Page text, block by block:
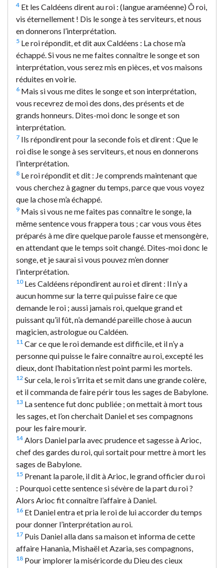
4 Et les Caldéens dirent au roi : (langue araméenne) Ô roi,
vis éternellement ! Dis le songe à tes serviteurs, et nous
en donnerons l’interprétation.
5 Le roi répondit, et dit aux Caldéens : La chose m’a
échappé. Si vous ne me faites connaître le songe et son
interprétation, vous serez mis en pièces, et vos maisons
réduites en voirie.
6 Mais si vous me dites le songe et son interprétation,
vous recevrez de moi des dons, des présents et de
grands honneurs. Dites-moi donc le songe et son
interprétation.
7 Ils répondirent pour la seconde fois et dirent : Que le
roi dise le songe à ses serviteurs, et nous en donnerons
l’interprétation.
8 Le roi répondit et dit : Je comprends maintenant que
vous cherchez à gagner du temps, parce que vous voyez
que la chose m’a échappé.
9 Mais si vous ne me faites pas connaître le songe, la
même sentence vous frappera tous ; car vous vous êtes
préparés à me dire quelque parole fausse et mensongère,
en attendant que le temps soit changé. Dites-moi donc le
songe, et je saurai si vous pouvez m’en donner
l’interprétation.
10Les Caldéens répondirent au roi et dirent : Il n’y a
aucun homme sur la terre qui puisse faire ce que
demande le roi ; aussi jamais roi, quelque grand et
puissant qu’il fût, n’a demandé pareille chose à aucun
magicien, astrologue ou Caldéen.
11 Car ce que le roi demande est difficile, et il n’y a
personne qui puisse le faire connaître au roi, excepté les
dieux, dont l’habitation n’est point parmi les mortels.
12 Sur cela, le roi s’irrita et se mit dans une grande colère,
et il commanda de faire périr tous les sages de Babylone.
13 La sentence fut donc publiée ; on mettait à mort tous
les sages, et l’on cherchait Daniel et ses compagnons
pour les faire mourir.
14 Alors Daniel parla avec prudence et sagesse à Arioc,
chef des gardes du roi, qui sortait pour mettre à mort les
sages de Babylone.
15 Prenant la parole, il dit à Arioc, le grand officier du roi
: Pourquoi cette sentence si sévère de la part du roi ?
Alors Arioc fit connaître l’affaire à Daniel.
16 Et Daniel entra et pria le roi de lui accorder du temps
pour donner l’interprétation au roi.
17 Puis Daniel alla dans sa maison et informa de cette
affaire Hanania, Mishaël et Azaria, ses compagnons,
18 Pour implorer la miséricorde du Dieu des cieux